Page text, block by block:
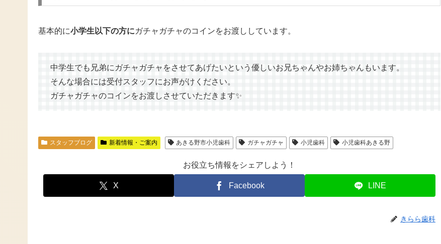
基本的に小学生以下の方にガチャガチャのコインをお渡ししています。
中学生でも兄弟にガチャガチャをさせてあげたいという優しいお兄ちゃんやお姉ちゃんもいます。
そんな場合には受付スタッフにお声がけください。
ガチャガチャのコインをお渡しさせていただきます✨
スタッフブログ 新着情報・ご案内 あきる野市小児歯科 ガチャガチャ 小児歯科 小児歯科あきる野
お役立ち情報をシェアしよう！
X Facebook LINE
きらら歯科